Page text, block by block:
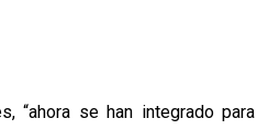
“ahora se han integrado para